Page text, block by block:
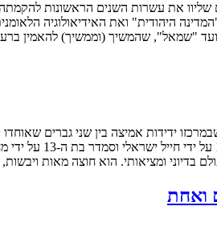
השנונים וההגונים שליוו את עשרות
היהודית" ואת האידיאולוגיה
ועד "שמאל", שהמשיך (וממשיך) להאמין
ידידות אמיצה בין שני גברים
פרט בחייהם.
ומציאותי. הוא חוצה מאות
ואחת